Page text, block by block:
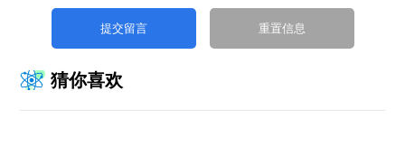
猜你喜欢